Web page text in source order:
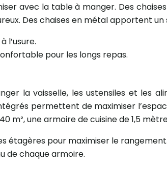
avec la table à manger. Des
Des chaises en métal apportent
l’usure.
pour les longs repas.
la vaisselle, les ustensiles et les
permettent de maximiser
m², une armoire de cuisine de 1,5
étagères pour maximiser le rangement.
de chaque armoire.